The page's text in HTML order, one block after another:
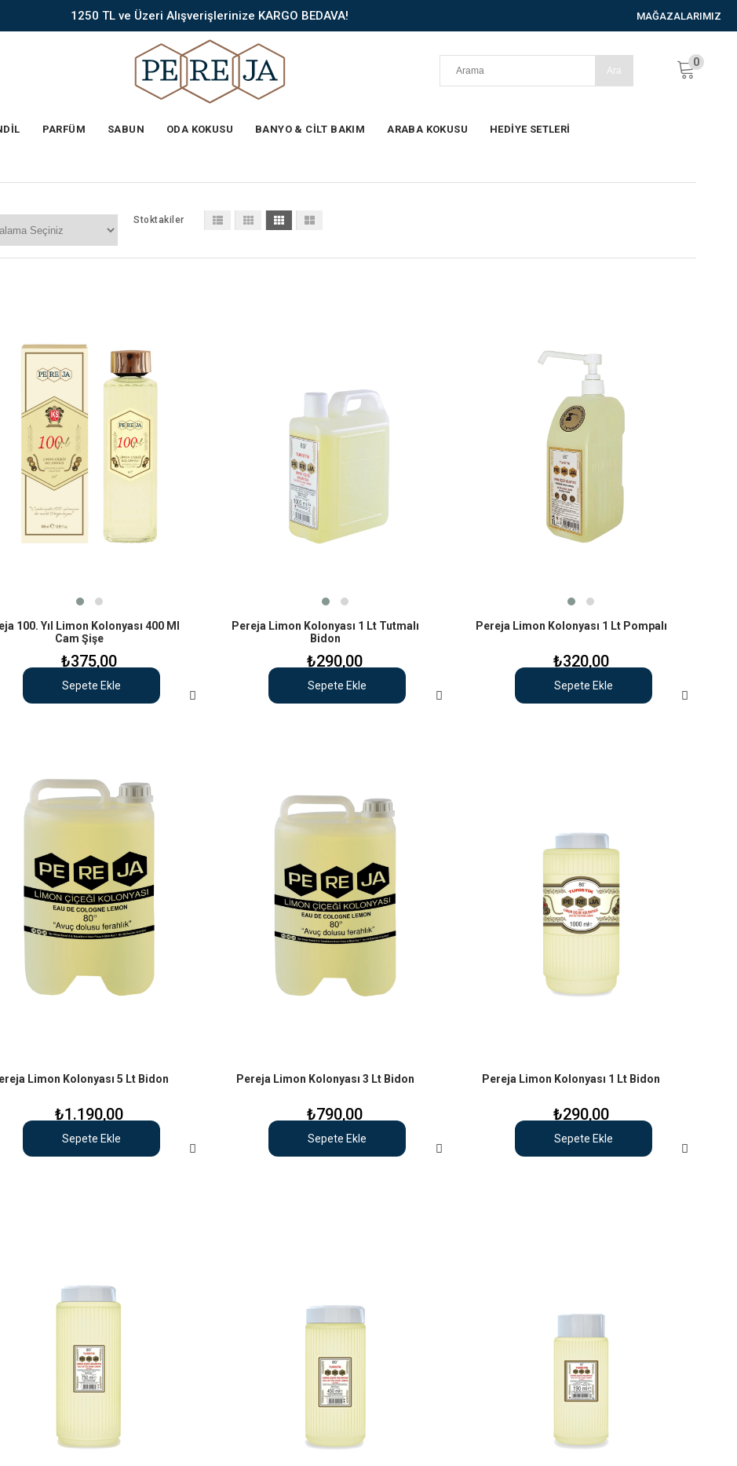
1250 TL ve Üzeri Alışverişlerinize KARGO BEDAVA! MAĞAZALARIMIZ
0
PARFÜM SABUN ODA KOKUSU BANYO & CİLT BAKIM ARABA KOKUSU HEDİYE SETLERİ
Stoktakiler
100. Yıl Limon Kolonyası 400 Ml
Cam Şişe
₺375,00
Sepete Ekle
Pereja Limon Kolonyası 1 Lt Tutmalı
Bidon
₺290,00
Sepete Ekle
Pereja Limon Kolonyası 1 Lt Pompalı
₺320,00
Sepete Ekle
Limon Kolonyası 5 Lt Bidon
₺1.190,00
Sepete Ekle
Pereja Limon Kolonyası 3 Lt Bidon
₺790,00
Sepete Ekle
Pereja Limon Kolonyası 1 Lt Bidon
₺290,00
Sepete Ekle